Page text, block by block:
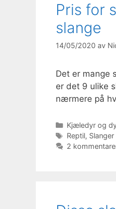
Pris for
slange
14/05/2020 av
Det er mange
er det 9 ulike
nærmere på
Kategorier
Kjæledyr og
Stikkord
Reptil, Slanger
2